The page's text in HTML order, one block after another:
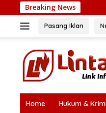
Breaking News
Pasang Iklan
Home Hukum &